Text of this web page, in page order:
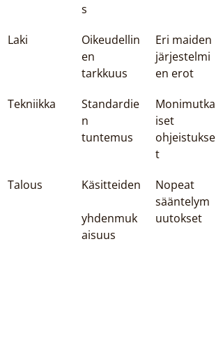
s
Laki
Oikeudellin
en
tarkkuus
Eri maiden
järjestelmi
en erot
Tekniikka
Standardie
n
tuntemus
Monimutka
iset
ohjeistukse
t
Talous
Käsitteiden
yhdenmuk
aisuus
Nopeat
sääntelym
uutokset